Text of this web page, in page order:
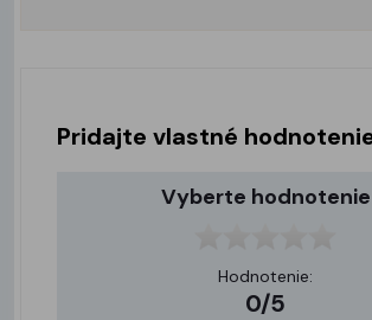
Pridajte vlastné
Vyberte hodnotenie
Hodnotenie:
0/5